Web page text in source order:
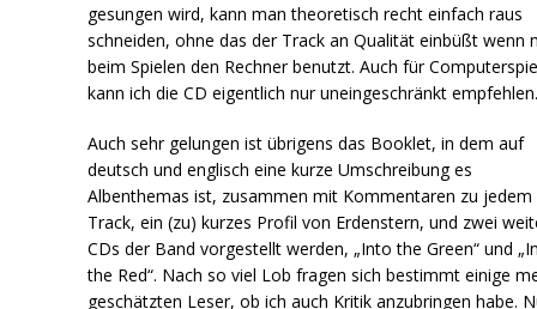
gesungen wird, kann man theoretisch recht einfach raus
schneiden, ohne das der Track an Qualität einbüßt wenn
beim Spielen den Rechner benutzt. Auch für
kann ich die CD eigentlich nur uneingeschränkt
Auch sehr gelungen ist übrigens das Booklet, in dem auf
deutsch und englisch eine kurze Umschreibung es
Albenthemas ist, zusammen mit Kommentaren zu jedem
Track, ein (zu) kurzes Profil von Erdenstern, und zwei
CDs der Band vorgestellt werden, „Into the Green“ und
the Red“. Nach so viel Lob fragen sich bestimmt einige
geschätzten Leser, ob ich auch Kritik anzubringen habe.